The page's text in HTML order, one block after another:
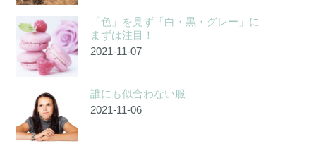
「色」を見ず「白・黒・グレー」に
まずは注目！
2021-11-07
誰にも似合わない服
2021-11-06